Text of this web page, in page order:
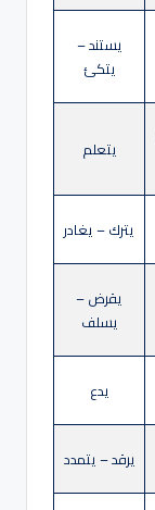
يستند –
يتكئ
يتعلم
يترك – يغادر
يقرض –
يسلف
يدع
يرقد – يتمدد